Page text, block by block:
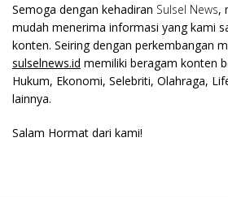
Semoga dengan kehadiran Sulsel News,
mudah menerima informasi yang kami
konten. Seiring dengan perkembangan
sulselnews.id memiliki beragam konten
Hukum, Ekonomi, Selebriti, Olahraga,
lainnya.
Salam Hormat dari kami!